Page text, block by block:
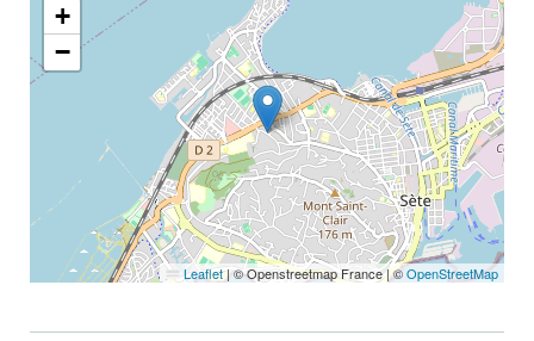
+
−
Leaflet|© Openstreetmap France | ©OpenStreetMap